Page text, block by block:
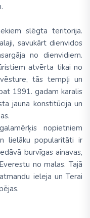
slēgta teritorija.
savukārt dienvidos
no dienvidiem.
atvērta tikai no
tās tempļi un
1991. gadam karalis
jauna konstitūcija un
nopietniem
lielāku popularitāti ir
burvīgas ainavas,
no malas. Tajā
ieleja un Terai